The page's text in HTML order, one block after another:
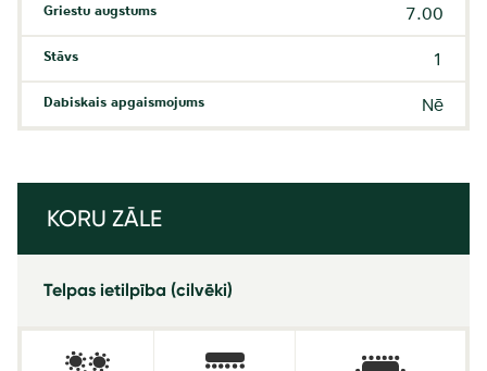
Griestu augstums 7.00
Stāvs 1
Dabiskais apgaismojums Nē
KORU ZĀLE
Telpas ietilpība (cilvēki)